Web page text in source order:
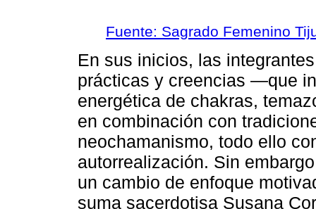
Fuente: Sagrado Femenino
En sus inicios, las
prácticas y creencias ―que
energética de chakras,
en combinación con
neochamanismo, todo ello
autorrealización. Sin
un cambio de enfoque
suma sacerdotisa Susana